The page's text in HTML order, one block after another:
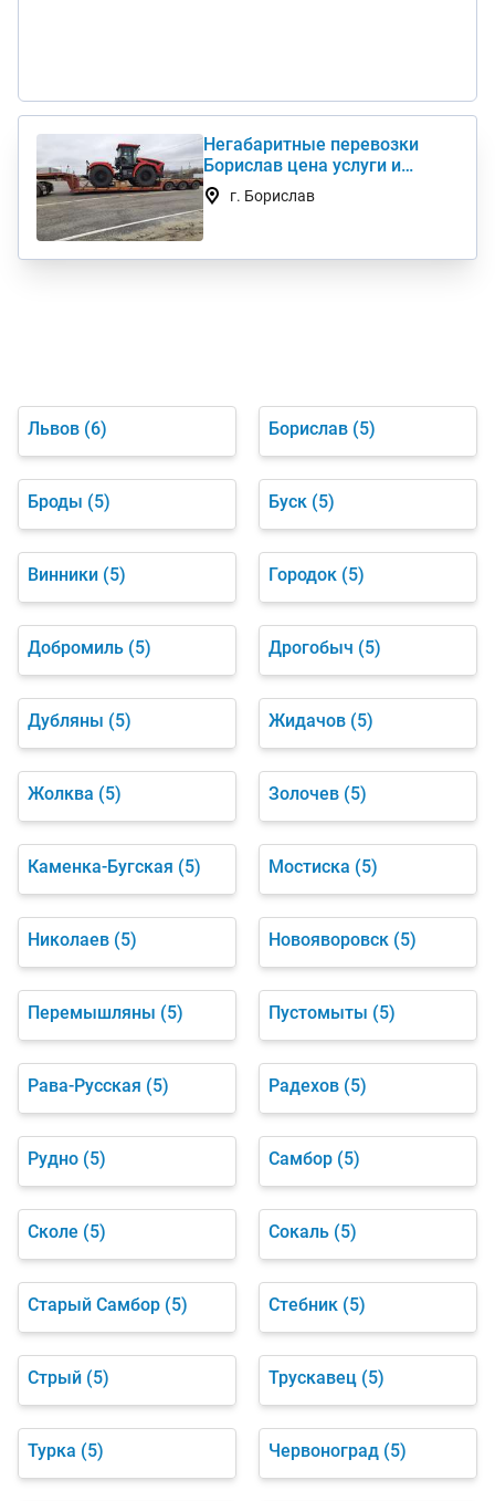
Негабаритные перевозки
Борислав цена услуги и
стоимость 1 км недорого
г. Борислав
Львов (6) Борислав (5)
Броды (5) Буск (5)
Винники (5) Городок (5)
Добромиль (5) Дрогобыч (5)
Дубляны (5) Жидачов (5)
Жолква (5) Золочев (5)
Каменка-Бугская (5) Мостиска (5)
Николаев (5) Новояворовск (5)
Перемышляны (5) Пустомыты (5)
Рава-Русская (5) Радехов (5)
Рудно (5) Самбор (5)
Сколе (5) Сокаль (5)
Старый Самбор (5) Стебник (5)
Стрый (5) Трускавец (5)
Турка (5) Червоноград (5)